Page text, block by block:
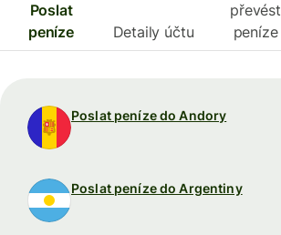
Poslat
peníze
Detaily účtu
převést
peníze
Poslat peníze do Andory
Poslat peníze do Argentiny